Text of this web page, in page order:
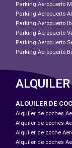
Parking Aeropuerto
Parking Aeropuerto
Parking Aeropuerto
Parking Aeropuerto
Parking Aeropuerto
Parking Aeropuerto
ALQUILER DE
Alquiler de coches
Alquiler de coches
Alquiler de coche
Alquiler de coches